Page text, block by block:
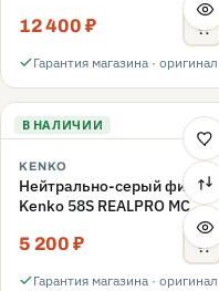
12 400 ₽
Гарантия магазина · оригинал
В НАЛИЧИИ
KENKO
Нейтрально-серый фильтр
Kenko 58S REALPRO MC
5 200 ₽
Гарантия магазина · оригинал